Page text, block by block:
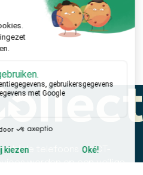
telefoons en ICT-